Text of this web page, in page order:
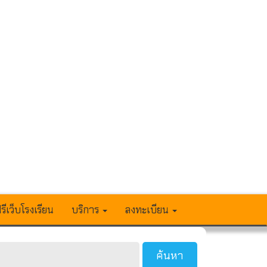
เว็บโรงเรียน บริการ ลงทะเบียน